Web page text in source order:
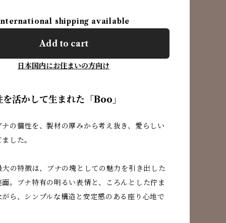
shipping available
Add to cart
日本国内にお住まいの方向け
を活かして生まれた「Boo」
ナの個性を、製材の厚みから考え抜き、愛らしい
した。
大の特徴は、ブナの塊としての魅力を引き出した
。ブナ特有の明るい表情と、ころんとした佇ま
ら、シンプルな構造と安定感のある座り心地で